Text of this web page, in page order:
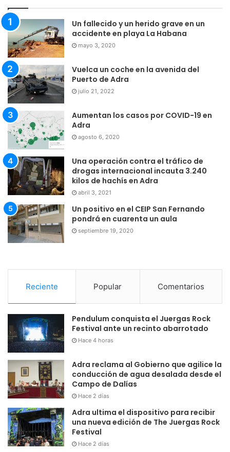
Un fallecido y un herido grave en un
accidente en playa La Habana
mayo 3, 2020
Vuelca un coche en la avenida del
Puerto de Adra
julio 21, 2022
Aumentan los casos por COVID-19 en
Adra
agosto 6, 2020
Una operación contra el tráfico de
drogas internacional incauta 3.240
kilos de hachís en Adra
abril 3, 2021
Un positivo en el CEIP San Fernando
pondrá en cuarenta un aula
septiembre 19, 2020
Reciente Popular Comentarios
Pendulum conquista el Juergas Rock
Festival ante un recinto abarrotado
Hace 4 horas
Adra reclama al Gobierno que agilice la
conducción de agua desalada desde el
Campo de Dalías
Hace 2 días
Adra ultima el dispositivo para recibir
una nueva edición de The Juergas Rock
Festival
Hace 2 días